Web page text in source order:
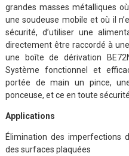
grandes masses métalliques
une soudeuse mobile et où il
sécurité, d’utiliser une
directement être raccordé à
une boîte de dérivation
Système fonctionnel et
portée de main un pince,
ponceuse, et ce en toute sécurité.
Applications
Élimination des imperfections
des surfaces plaquées